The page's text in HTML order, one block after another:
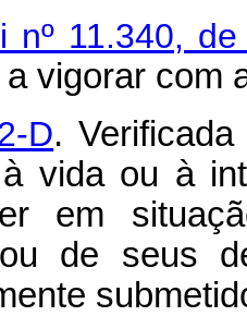
nº 11.340,
vigorar com
D.
vida ou à
em
de seus